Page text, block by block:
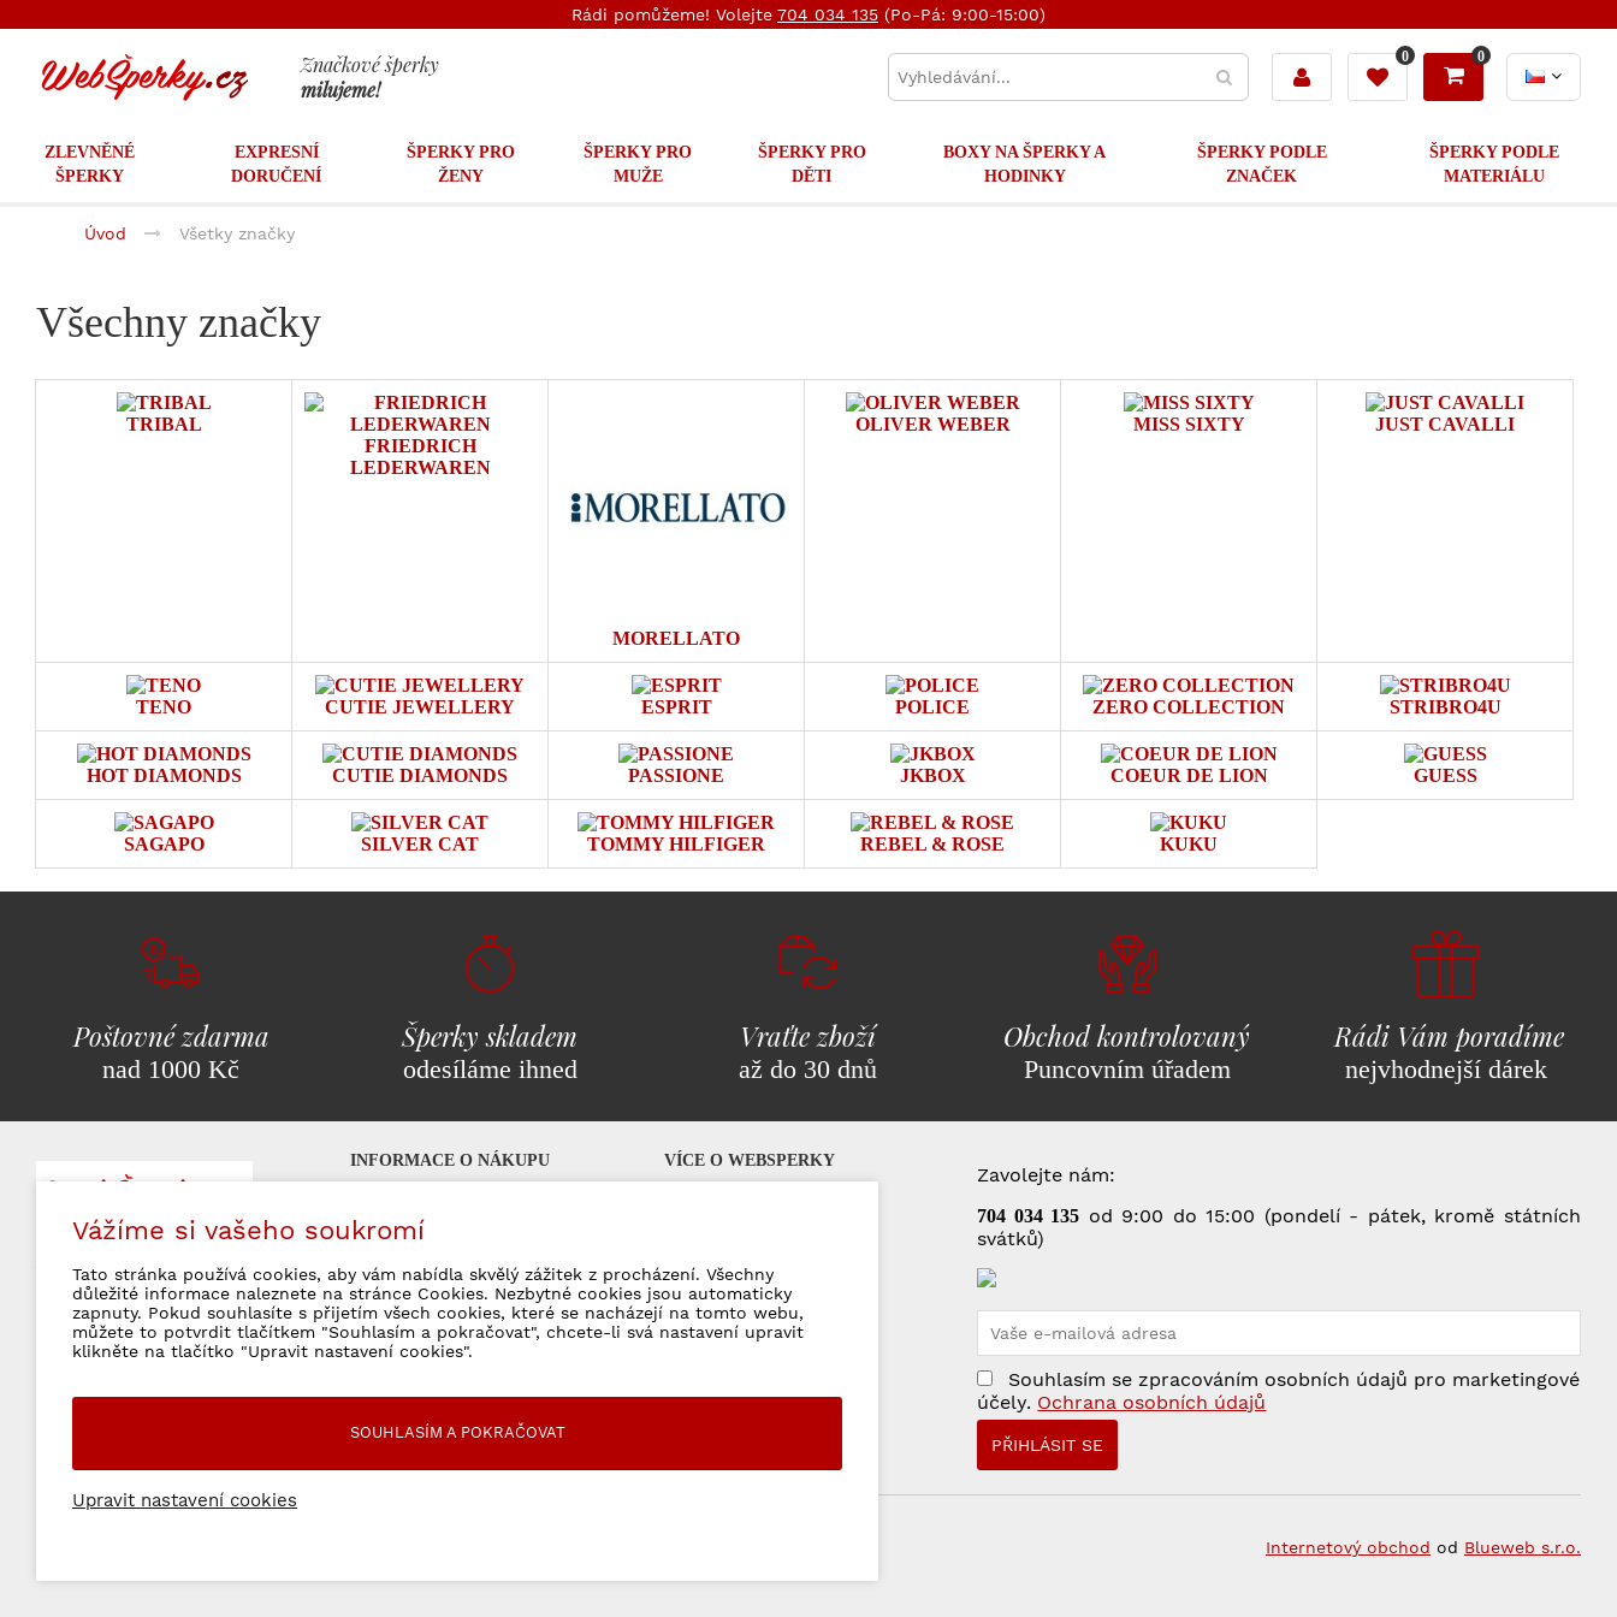
Rádi pomůžeme! Volejte 704 034 135 (Po-Pá: 9:00-15:00)
Značkové šperky
milujeme!
0 0
ZLEVNĚNÉ
ŠPERKY
EXPRESNÍ
DORUČENÍ
ŠPERKY PRO
ŽENY
ŠPERKY PRO
MUŽE
ŠPERKY PRO
DĚTI
BOXY NA ŠPERKY A
HODINKY
ŠPERKY PODLE
ZNAČEK
ŠPERKY PODLE
MATERIÁLU
Úvod Všetky značky
Všechny značky
TRIBAL
FRIEDRICH
LEDERWAREN
MORELLATO
OLIVER WEBER MISS SIXTY JUST CAVALLI
TENO CUTIE JEWELLERY ESPRIT POLICE ZERO COLLECTION STRIBRO4U
HOT DIAMONDS CUTIE DIAMONDS PASSIONE JKBOX COEUR DE LION GUESS
SAGAPO SILVER CAT TOMMY HILFIGER REBEL & ROSE KUKU
Poštovné zdarma
nad 1000 Kč
Šperky skladem
odesíláme ihned
Vraťte zboží
až do 30 dnů
Obchod kontrolovaný
Puncovním úřadem
Rádi Vám poradíme
nejvhodnejší dárek
INFORMACE O NÁKUPU
Platební možnosti
Poštovné a doprava
Obchodní podmínky
Vrácení zboží a reklamace
Ochrana osobních údajů
VÍCE O WEBSPERKY
Kontakty
Zavolejte nám:
704 034 135 od 9:00 do 15:00 (pondelí - pátek, kromě státních
svátků)
Souhlasím se zpracováním osobních údajů pro marketingové
účely. Ochrana osobních údajů
Internetový obchod od Blueweb s.r.o.
Vážíme si vašeho soukromí
Tato stránka používá cookies, aby vám nabídla skvělý zážitek z procházení. Všechny
důležité informace naleznete na stránce Cookies. Nezbytné cookies jsou automaticky
zapnuty. Pokud souhlasíte s přijetím všech cookies, které se nacházejí na tomto webu,
můžete to potvrdit tlačítkem "Souhlasím a pokračovat", chcete-li svá nastavení upravit
klikněte na tlačítko "Upravit nastavení cookies".
SOUHLASÍM A POKRAČOVAT
Upravit nastavení cookies